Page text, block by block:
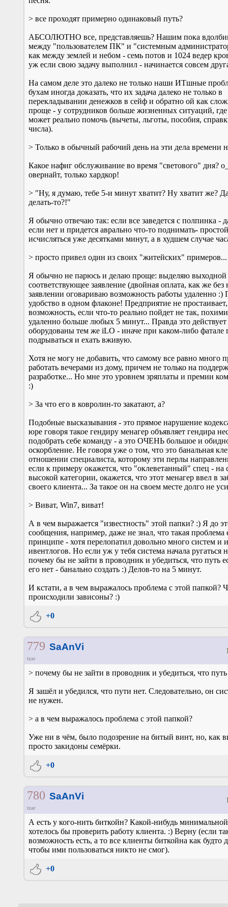
> все проходят примерно одинаковый путь?
АБСОЛЮТНО все, представляешь? Нашим пока
между "пользователем ПК" и "системным
как между землей и небом - семь потов и 1024 ведер
уж если свою задачу выполнил - начинается совсем
На самом деле это далеко не только наши ИТшные
бухам иногда доказать, что их задача далеко не только в
перекладывании денежков в сейф и обратно ой как
проще - у сотрудников больше жизненных ситуаций, где
может реально помочь (вычеты, льготы, пособия,
числа).
> Только в обычный рабочий день на эти дела времени
Какое нафиг обслуживание во время "светового" дня?
овернайт, только хардкор!
> "Ну, я думаю, тебе 5-и минут хватит? Ну хватит же?
делать-то?!"
Я обычно отвечаю так: если все заведется с полпинка -
если нет и придется аврально что-то поднимать-
исчисляться уже десятками минут, а в худшем случае
> просто привел один из своих "житейских" примеров...
Я обычно не парюсь и делаю проще: выделяю
соответствующее заявление (двойная оплата, как же без
заявлении оговариваю возможность работы удаленно :)
удобство в одном флаконе! Предприятие не простаивает,
возможность, если что-то реально пойдет не так,
удаленно больше любых 5 минут... Правда это действует
оборудованы тем же iLO - иначе при каком-либо фатале
подрываться и ехать вживую.
Хотя не могу не добавить, что самому все равно много
работать вечерами из дому, причем не только на
разработке... Но мне это уровнем зряплаты и премии
:)
> За что его в ковролин-то закатают, а?
Подобные высказывания - это прямое нарушение
юре говоря такое гендиру менагер объявляет гендира
подобрать себе команду - а это ОЧЕНЬ большое и
оскорбление. Не говоря уже о том, что это банальная
отношении специалиста, которому эти перлы
если к примеру окажется, что "оклеветанный" спец - на
высокой категории, окажется, что этот менагер ввел в
своего клиента... За такое он на своем месте долго не
> Виват, Win7, виват!
А в чем выражается "известность" этой папки? :) Я до
сообщения, например, даже не знал, что такая проблема
принципе - хотя перелопатил довольно много систем и
ивентлогов. Но если уж у тебя система начала ругаться
почему бы не зайти в проводник и убедиться, что путь
его нет - банально создать :) Делов-то на 5 минут.
И кстати, а в чем выражалось проблема с этой папкой?
происходили зависоны? :)
+0
779 SaAnVi
tzar
> почему бы не зайти в проводник и убедиться, что путь
Я зашёл и убедился, что пути нет. Следовательно, он
не нужен.
> а в чем выражалось проблема с этой папкой?
Уже ни в чём, было подозрение на битый винт, но, как
просто закидоны семёрки.
+0
780 SaAnVi
tzar
А есть у кого-нить биткойн? Какой-нибудь
хотелось бы проверить работу клиента. :) Верну (если
возможность есть, а то все клиенты биткойна как будто
чтобы ими пользоваться никто не смог).
+0